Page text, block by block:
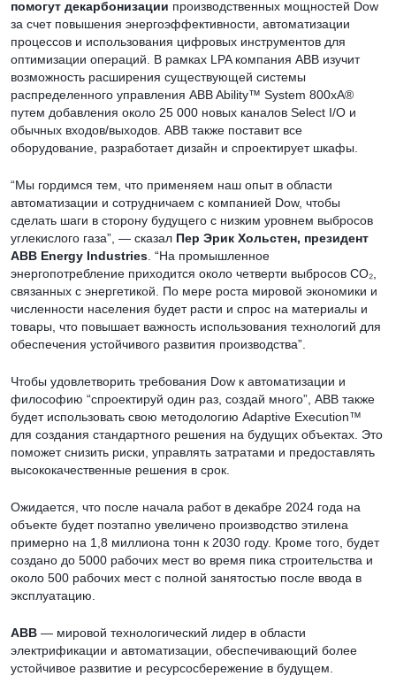
помогут декарбонизации производственных мощностей Dow
за счет повышения энергоэффективности, автоматизации
процессов и использования цифровых инструментов для
оптимизации операций. В рамках LPA компания ABB изучит
возможность расширения существующей системы
распределенного управления ABB Ability™ System 800xA®
путем добавления около 25 000 новых каналов Select I/O и
обычных входов/выходов. ABB также поставит все
оборудование, разработает дизайн и спроектирует шкафы.
“Мы гордимся тем, что применяем наш опыт в области
автоматизации и сотрудничаем с компанией Dow, чтобы
сделать шаги в сторону будущего с низким уровнем выбросов
углекислого газа”, — сказал Пер Эрик Хольстен, президент
ABB Energy Industries . “На промышленное
энергопотребление приходится около четверти выбросов CO₂,
связанных с энергетикой. По мере роста мировой экономики и
численности населения будет расти и спрос на материалы и
товары, что повышает важность использования технологий для
обеспечения устойчивого развития производства”.
Чтобы удовлетворить требования Dow к автоматизации и
философию “спроектируй один раз, создай много”, ABB также
будет использовать свою методологию Adaptive Execution™
для создания стандартного решения на будущих объектах. Это
поможет снизить риски, управлять затратами и предоставлять
высококачественные решения в срок.
Ожидается, что после начала работ в декабре 2024 года на
объекте будет поэтапно увеличено производство этилена
примерно на 1,8 миллиона тонн к 2030 году. Кроме того, будет
создано до 5000 рабочих мест во время пика строительства и
около 500 рабочих мест с полной занятостью после ввода в
эксплуатацию.
ABB — мировой технологический лидер в области
электрификации и автоматизации, обеспечивающий более
устойчивое развитие и ресурсосбережение в будущем.